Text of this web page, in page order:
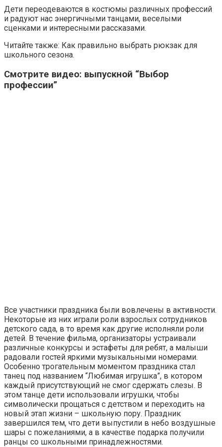
Дети переодеваются в костюмы различных профессий
и радуют нас энергичными танцами, веселыми
сценками и интересными рассказами.
Читайте также: Как правильно выбрать рюкзак для
школьного сезона.
Смотрите видео: выпускной “Выбор
профессии”
Все участники праздника были вовлечены в активности.
Некоторые из них играли роли взрослых сотрудников
детского сада, в то время как другие исполняли роли
детей. В течение фильма, организаторы устраивали
различные конкурсы и эстафеты для ребят, а малыши
радовали гостей яркими музыкальными номерами.
Особенно трогательным моментом праздника стал
танец под названием “Любимая игрушка”, в котором
каждый присутствующий не смог сдержать слезы. В
этом танце дети использовали игрушки, чтобы
символически прощаться с детством и переходить на
новый этап жизни – школьную пору. Праздник
завершился тем, что дети выпустили в небо воздушные
шары с пожеланиями, а в качестве подарка получили
ранцы со школьными принадлежностями.